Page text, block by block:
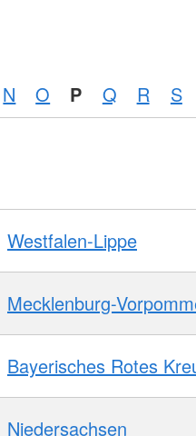
N O P Q R S
Westfalen-Lippe
Mecklenburg-
Bayerisches Rotes
Niedersachsen